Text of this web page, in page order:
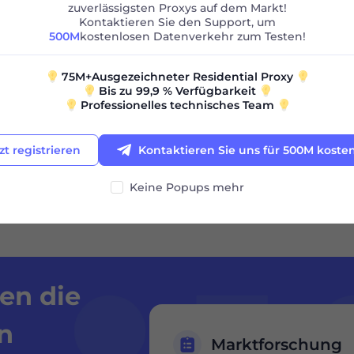
von
die
Marktforschung
zuverlässigsten Proxys auf dem Markt!
Kontaktieren Sie den Support, um
500Mkostenlosen Datenverkehr zum Testen!
75M+Ausgezeichneter Residential Proxy
Bis zu 99,9 % Verfügbarkeit
Professionelles technisches Team
registrieren Kontaktieren Sie uns für 500M
Keine Popups mehr